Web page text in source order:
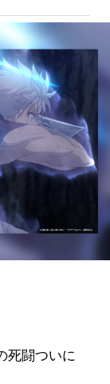
死闘ついに